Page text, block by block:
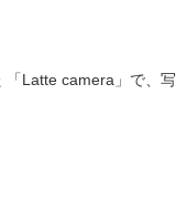
「Latte camera」で、写